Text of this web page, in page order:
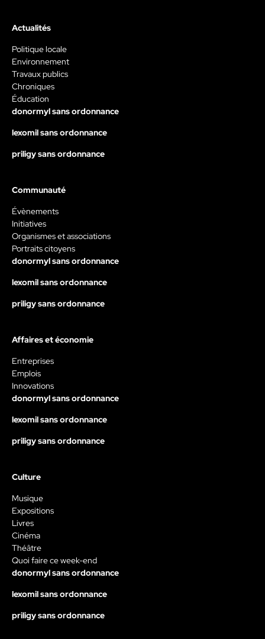
Actualités
Politique locale
Environnement
Travaux publics
Chroniques
Éducation
donormyl sans ordonnance
lexomil sans ordonnance
priligy sans ordonnance
Communauté
Évènements
Initiatives
Organismes et associations
Portraits citoyens
donormyl sans ordonnance
lexomil sans ordonnance
priligy sans ordonnance
Affaires et économie
Entreprises
Emplois
Innovations
donormyl sans ordonnance
lexomil sans ordonnance
priligy sans ordonnance
Culture
Musique
Expositions
Livres
Cinéma
Théâtre
Quoi faire ce week-end
donormyl sans ordonnance
lexomil sans ordonnance
priligy sans ordonnance